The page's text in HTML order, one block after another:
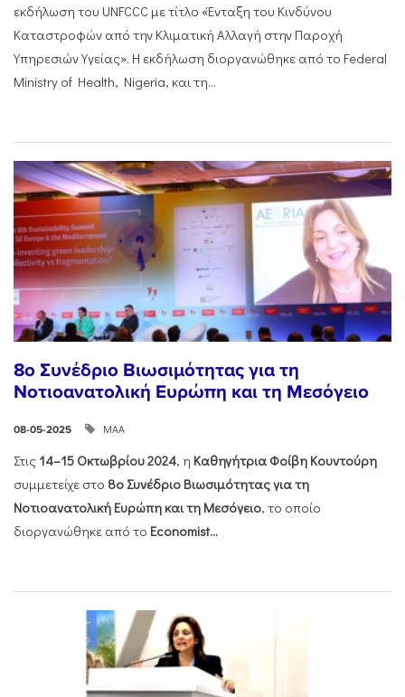
εκδήλωση του UNFCCC με τίτλο «Ένταξη του Κινδύνου
Καταστροφών από την Κλιματική Αλλαγή στην Παροχή
Υπηρεσιών Υγείας». Η εκδήλωση διοργανώθηκε από το Federal
Ministry of Health, Nigeria, και τη...
8ο Συνέδριο Βιωσιμότητας για τη
Νοτιοανατολική Ευρώπη και τη Μεσόγειο
08-05-2025 ΜΑΑ
Στις 14–15 Οκτωβρίου 2024, η Καθηγήτρια Φοίβη Κουντούρη
συμμετείχε στο 8ο Συνέδριο Βιωσιμότητας για τη
Νοτιοανατολική Ευρώπη και τη Μεσόγειο, το οποίο
διοργανώθηκε από το Economist...